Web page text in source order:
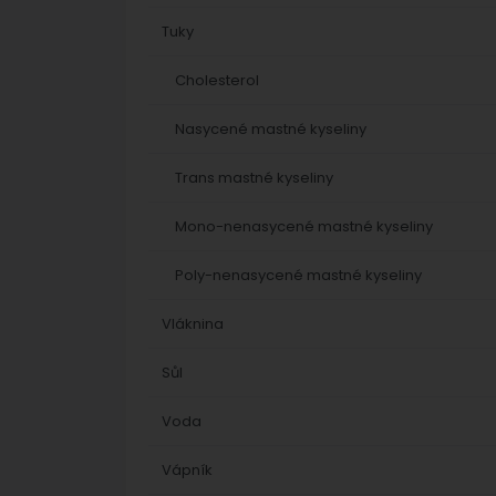
Tuky
Cholesterol
Nasycené mastné kyseliny
Trans mastné kyseliny
Mono-nenasycené mastné kyseliny
Poly-nenasycené mastné kyseliny
Vláknina
Sůl
Voda
Vápník